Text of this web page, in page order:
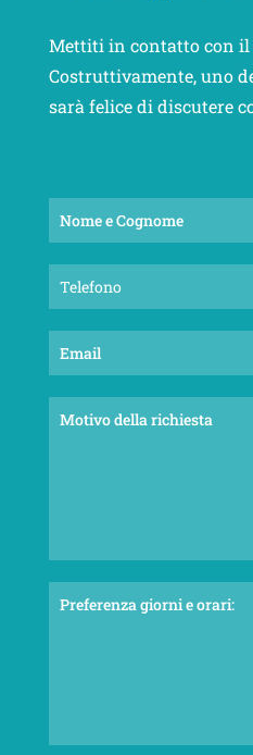
Mettiti in contatto con il
Costruttivamente, uno
sarà felice di discutere